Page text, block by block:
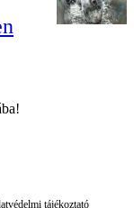
tájékoztató